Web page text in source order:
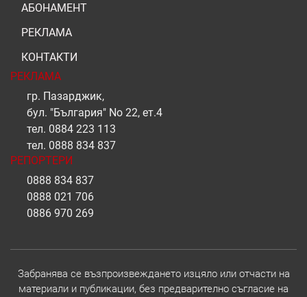
АБОНАМЕНТ
РЕКЛАМА
КОНТАКТИ
РЕКЛАМА
гр. Пазарджик,
бул. "България" No 22, ет.4
тел. 0884 223 113
тел. 0888 834 837
РЕПОРТЕРИ
0888 834 837
0888 021 706
0886 970 269
Забранява се възпроизвеждането изцяло или отчасти на
материали и публикации, без предварително съгласие на